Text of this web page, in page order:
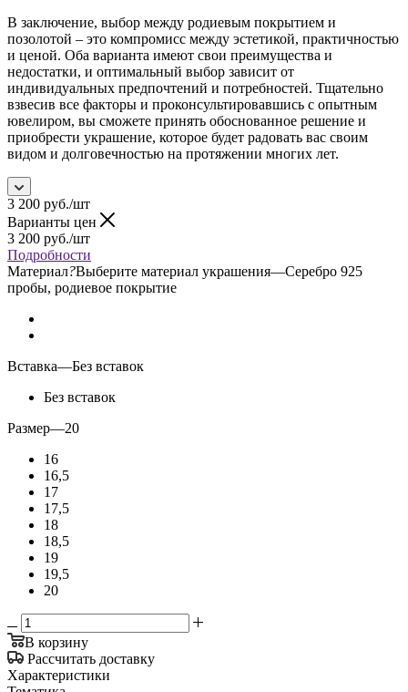
В заключение, выбор между родиевым покрытием и
позолотой – это компромисс между эстетикой, практичностью
и ценой. Оба варианта имеют свои преимущества и
недостатки, и оптимальный выбор зависит от
индивидуальных предпочтений и потребностей. Тщательно
взвесив все факторы и проконсультировавшись с опытным
ювелиром, вы сможете принять обоснованное решение и
приобрести украшение, которое будет радовать вас своим
видом и долговечностью на протяжении многих лет.
3 200 руб./шт
Варианты цен
3 200 руб./шт
Подробности
Материал?Выберите материал украшения—Серебро 925
пробы, родиевое покрытие
Вставка—Без вставок
Без вставок
Размер—20
16
16,5
17
17,5
18
18,5
19
19,5
20
В корзину
Рассчитать доставку
Характеристики